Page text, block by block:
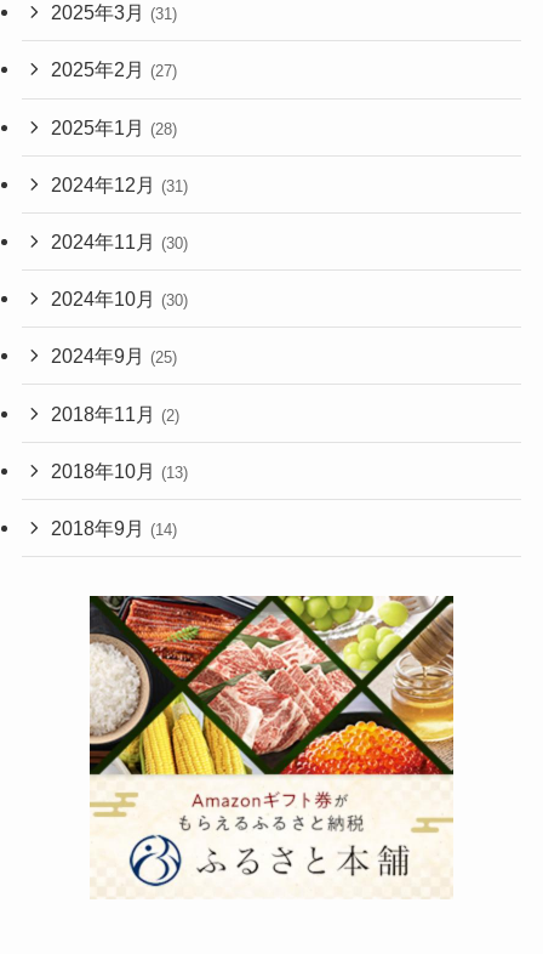
2025年3月 (31)
2025年2月 (27)
2025年1月 (28)
2024年12月 (31)
2024年11月 (30)
2024年10月 (30)
2024年9月 (25)
2018年11月 (2)
2018年10月 (13)
2018年9月 (14)